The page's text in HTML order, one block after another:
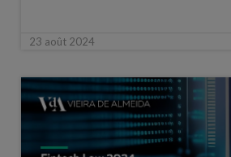
23 août 2024